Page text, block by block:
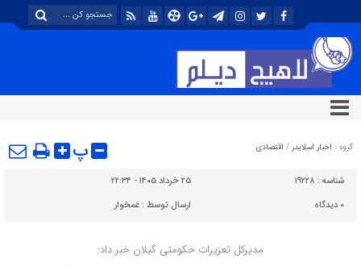
گروه : اخبار اسلایدر / اقتصادی پ
شناسه : ۱۹۲۲۸
۲۵ خرداد ۱۴۰۵ - ۲۲:۳۴
۰ دیدگاه ارسال توسط :غمخوار
مدیرکل تعزیرات حکومتی گیلان خبر داد: